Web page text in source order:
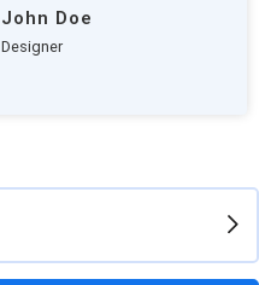
John Doe
Designer